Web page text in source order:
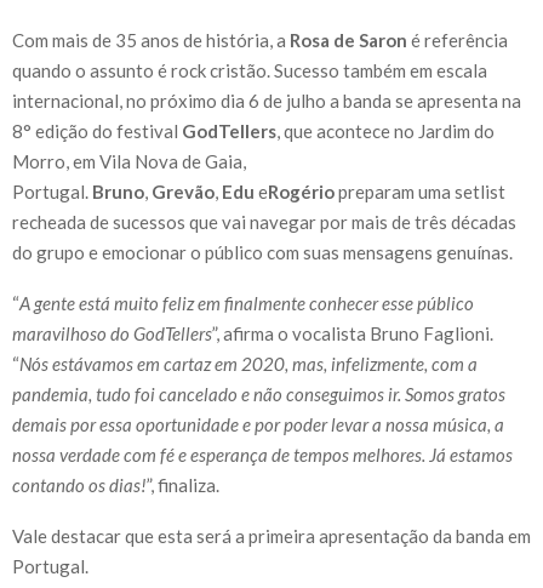
Com mais de 35 anos de história, a Rosa de Saron é referência
quando o assunto é rock cristão. Sucesso também em escala
internacional, no próximo dia 6 de julho a banda se apresenta na
8° edição do festival GodTellers , que acontece no Jardim do
Morro, em Vila Nova de Gaia,
Portugal. Bruno Grevão Edu eRogériopreparam uma setlist
recheada de sucessos que vai navegar por mais de três décadas
do grupo e emocionar o público com suas mensagens genuínas.
“A gente está muito feliz em finalmente conhecer esse público
maravilhoso do GodTellers”, afirma o vocalista Bruno Faglioni.
“Nós estávamos em cartaz em 2020, mas, infelizmente, com a
pandemia, tudo foi cancelado e não conseguimos ir. Somos gratos
demais por essa oportunidade e por poder levar a nossa música, a
nossa verdade com fé e esperança de tempos melhores. Já estamos
contando os dias!”, finaliza.
Vale destacar que esta será a primeira apresentação da banda em
Portugal.